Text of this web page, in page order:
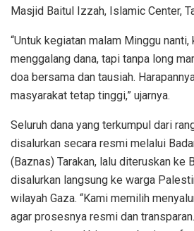
Masjid Baitul Izzah, Islamic Center,
“Untuk kegiatan malam Minggu
menggalang dana, tapi tanpa long
doa bersama dan tausiah.
masyarakat tetap tinggi,” ujarnya.
Seluruh dana yang terkumpul dari
disalurkan secara resmi melalui
(Baznas) Tarakan, lalu diteruskan ke
disalurkan langsung ke warga
wilayah Gaza. “Kami memilih
agar prosesnya resmi dan